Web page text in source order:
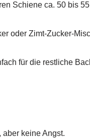
Schiene ca. 50 bis
oder Zimt-Zucker-
für die restliche
aber keine Angst.